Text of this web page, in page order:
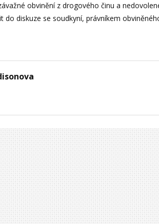
obvinění z drogového činu a
do diskuze se soudkyní, právníkem